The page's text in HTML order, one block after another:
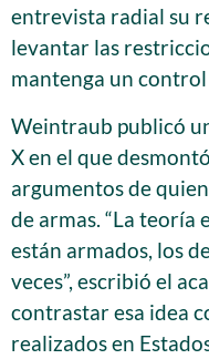
entrevista radial su
levantar las
mantenga un
Weintraub publicó
X en el que
argumentos de
de armas. “La teoría
están armados, los
veces”, escribió el
contrastar esa idea
realizados en